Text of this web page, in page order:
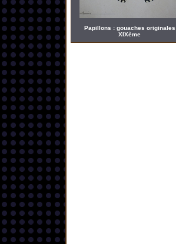
Papillons : gouaches originales
XIXème